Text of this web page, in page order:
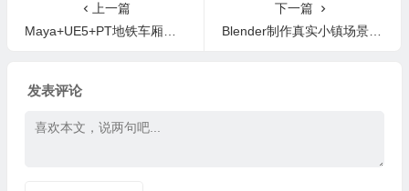
上一篇
Maya+UE5+PT地铁车厢游戏环境建模贴图纹路灯光渲染教程+中英文字幕
下一篇
Blender制作真实小镇场景建模贴图灯光渲染全流程基础教程+中文字幕
发表评论